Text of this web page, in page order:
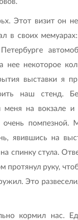
Этот визит он
в своих
некоторое
выставки я
наш стенд.
меня на вокзале и
помпезной.
явившись на
спинку стула.
руку,
Это
кормил нас.